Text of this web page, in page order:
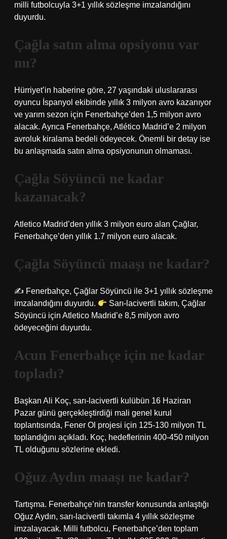
milli futbolcuyla 3+1 yıllık sözleşme imzalandığını
duyurdu.
Çağla satın alma opsiyonu var
mı?
Hürriyet’in haberine göre, 27 yaşındaki uluslararası
oyuncu İspanyol ekibinde yıllık 3 milyon avro kazanıyor
ve yarım sezon için Fenerbahçe’den 1,5 milyon avro
alacak. Ayrıca Fenerbahçe, Atlético Madrid’e 2 milyon
avroluk kiralama bedeli ödeyecek. Önemli bir detay ise
bu anlaşmada satın alma opsiyonunun olmaması.
Çağla Söyüncü ne kadar
kazanacak?
Atletico Madrid’den yıllık 3 milyon euro alan Çağlar,
Fenerbahçe’den yıllık 1.7 milyon euro alacak.
Çağla Söyüncü maaşı ne kadar?
✍ Fenerbahçe, Çağlar Söyüncü ile 3+1 yıllık sözleşme
imzalandığını duyurdu.
Sarı-lacivertli takım, Çağlar
Söyüncü için Atletico Madrid’e 8,5 milyon avro
ödeyeceğini duyurdu.
Acun Fenerbahçe için ne kadar
topladı?
Başkan Ali Koç, sarı-lacivertli kulübün 16 Haziran
Pazar günü gerçekleştirdiği mali genel kurul
toplantısında, Fener Ol projesi için 125-130 milyon TL
toplandığını açıkladı. Koç, hedeflerinin 400-450 milyon
TL olduğunu sözlerine ekledi.
Oğuz Aydın maaşı ne kadar?
Tartışma. Fenerbahçe’nin transfer konusunda anlaştığı
Oğuz Aydın, sarı-lacivertli takımla 4 yıllık sözleşme
imzalayacak. Milli futbolcu, Fenerbahçe’den toplam